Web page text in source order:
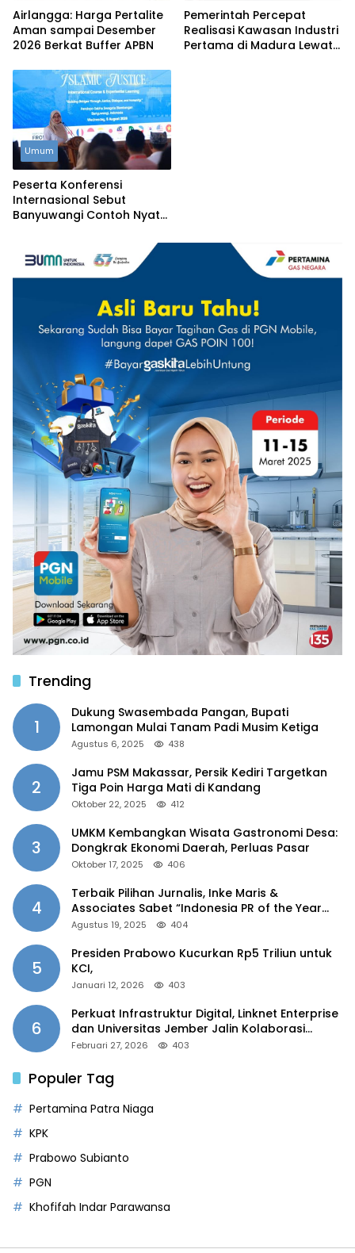
Airlangga: Harga Pertalite
Aman sampai Desember
2026 Berkat Buffer APBN
Pemerintah Percepat
Realisasi Kawasan Industri
Pertama di Madura Lewat
Umum
Peserta Konferensi
Internasional Sebut
Banyuwangi Contoh Nyata
Trending
1
Dukung Swasembada Pangan, Bupati
Lamongan Mulai Tanam Padi Musim Ketiga
Agustus 6, 2025 438
2
Jamu PSM Makassar, Persik Kediri Targetkan
Tiga Poin Harga Mati di Kandang
Oktober 22, 2025 412
3
UMKM Kembangkan Wisata Gastronomi Desa:
Dongkrak Ekonomi Daerah, Perluas Pasar
Oktober 17, 2025 406
4
Terbaik Pilihan Jurnalis, Inke Maris &
Associates Sabet “Indonesia PR of the Year
2025”
Agustus 19, 2025 404
5
Presiden Prabowo Kucurkan Rp5 Triliun untuk
KCI,
Januari 12, 2026 403
6
Perkuat Infrastruktur Digital, Linknet Enterprise
dan Universitas Jember Jalin Kolaborasi
Smart Campus Berbasis AI
Februari 27, 2026 403
Populer Tag
Pertamina Patra Niaga
KPK
Prabowo Subianto
PGN
Khofifah Indar Parawansa